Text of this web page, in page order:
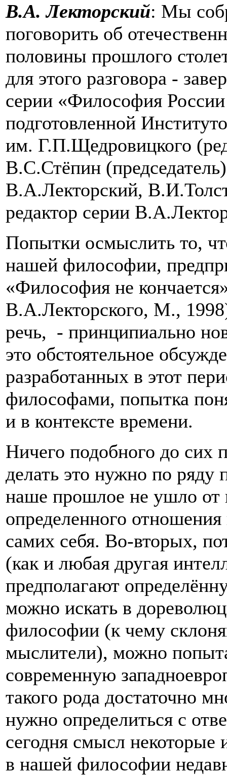
В.А. Лекторский: Мы
поговорить об
половины прошлого
для этого разговора -
серии «Философия
подготовленной
им. Г.П.Щедровицкого
В.С.Стёпин
В.А.Лекторский,
редактор серии
Попытки осмыслить то,
нашей философии,
«Философия не
В.А.Лекторского, М.,
речь, - принципиально
это обстоятельное
разработанных в этот
философами, попытка
и в контексте времени.
Ничего подобного до сих
делать это нужно по
наше прошлое не ушло от
определенного
самих себя. Во-вторых,
(как и любая другая
предполагают
можно искать в
философии (к чему
мыслители), можно
современную
такого рода достаточно
нужно определиться с
сегодня смысл некоторые
в нашей философии